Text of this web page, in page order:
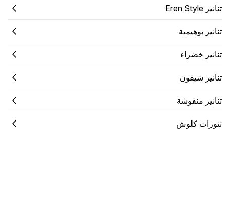
تنانير Eren Style
تنانير بوهيمية
تنانير خضراء
تنانير شيفون
تنانير منقوشة
تنورات كلوش